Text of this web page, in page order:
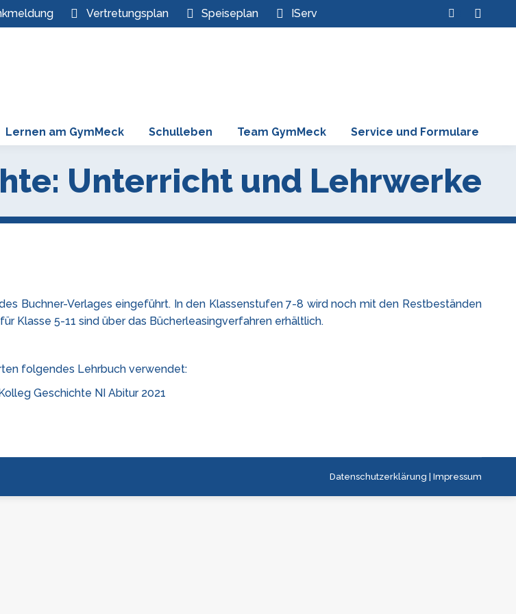
Vertretungsplan Speiseplan IServ
Instagram
Search:
Lernen am GymMeck Schulleben Team GymMeck Service und Formulare
Unterricht und Lehrwerke
Buchner-Verlages eingeführt. In den Klassenstufen 7-8 wird noch mit den Restbeständen
Klasse 5-11 sind über das Bücherleasingverfahren erhältlich.
folgendes Lehrbuch verwendet:
Geschichte NI Abitur 2021
Datenschutzerklärung Impressum